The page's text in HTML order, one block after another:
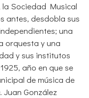
la Sociedad Musical
antes, desdobla sus
una
orquesta y una
y sus institutos
año en que se
de música de
González